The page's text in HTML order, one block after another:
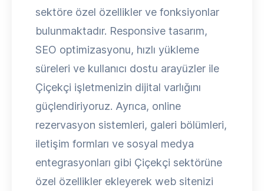
sektöre özel özellikler ve fonksiyonlar
bulunmaktadır. Responsive tasarım,
SEO optimizasyonu, hızlı yükleme
süreleri ve kullanıcı dostu arayüzler ile
Çiçekçi işletmenizin dijital varlığını
güçlendiriyoruz. Ayrıca, online
rezervasyon sistemleri, galeri bölümleri,
iletişim formları ve sosyal medya
entegrasyonları gibi Çiçekçi sektörüne
özel özellikler ekleyerek web sitenizi